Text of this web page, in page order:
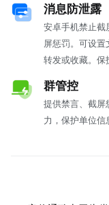
消息防泄露
安卓手机禁止截
屏惩罚。可设置
转发或收藏。保
群管控
提供禁言、截屏
力，保护单位信